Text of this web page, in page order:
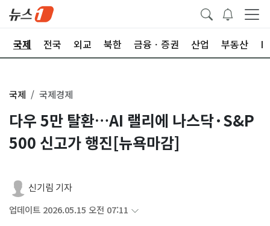
국제 전국 외교 북한 금융ㆍ증권 산업 부동산
국제 국제경제
다우 5만 탈환…AI 랠리에 나스닥·S&P
500 신고가 행진[뉴욕마감]
신기림 기자
업데이트 2026.05.15 오전 07:11